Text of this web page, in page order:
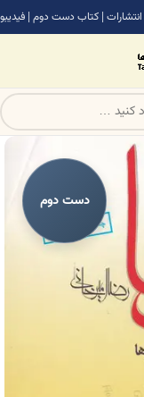
| کتاب دست دوم | فیدیبو
دست دوم